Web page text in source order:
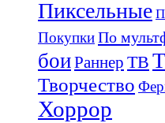
Пиксельные
ПокупкиПо
боиРаннер ТВ
Творчество
Хоррор